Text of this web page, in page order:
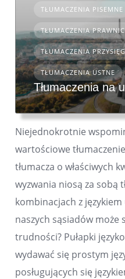
TŁUMACZENIA PISEMNE
TŁUMACZENIA
TŁUMACZENIA
TŁUMACZENIA USTNE
Tłumaczenia na
Niejednokrotnie
wartościowe
tłumacza o właściwych
wyzwania niosą za sobą
kombinacjach z
naszych sąsiadów może
trudności? Pułapki
wydawać się prostym
posługujących się